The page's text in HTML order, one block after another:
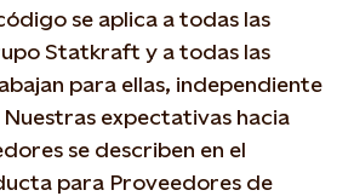
se aplica a todas las
Statkraft y a todas las
para ellas, independiente
expectativas hacia
se describen en el
para Proveedores de